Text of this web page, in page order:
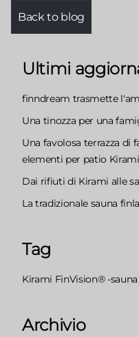
Back to blog
Ultimi
finndream trasmette
Una tinozza per una
Una favolosa terrazza di
elementi per patio Kirami
Dai rifiuti di Kirami alle
La tradizionale sauna
Tag
Kirami FinVision® -sauna
Archivio